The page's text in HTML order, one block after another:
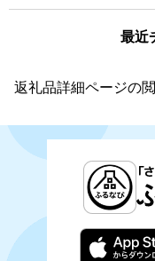
最近
返礼品詳細ページの